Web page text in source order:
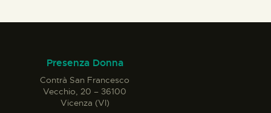
Presenza Donna
Contrà San Francesco
Vecchio, 20 – 36100
Vicenza (VI)